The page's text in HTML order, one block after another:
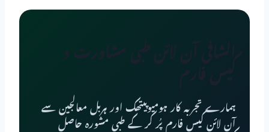
ہمارے تجربہ کار ہومیوپیتھک اور ہربل معالجین سے
آن لائن کیس فارم پُر کر کے طبی مشورہ حاصل